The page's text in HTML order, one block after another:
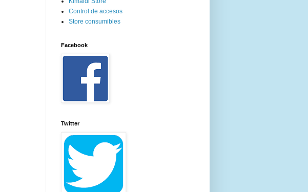
Control de accesos
Store consumibles
Facebook
Twitter